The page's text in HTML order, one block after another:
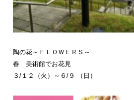
陶の花～ＦＬＯＷＥＲＳ～
春 美術館でお花見
３/１２（火）～６/９ （日）